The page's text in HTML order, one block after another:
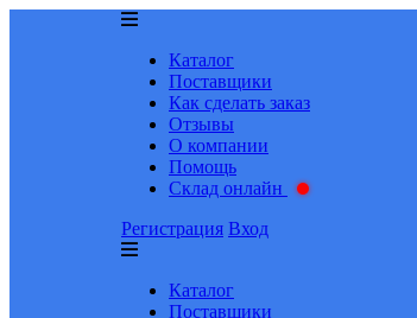
Каталог
Поставщики
Как сделать заказ
Отзывы
О компании
Помощь
Склад онлайн
Регистрация Вход
Каталог
Поставщики